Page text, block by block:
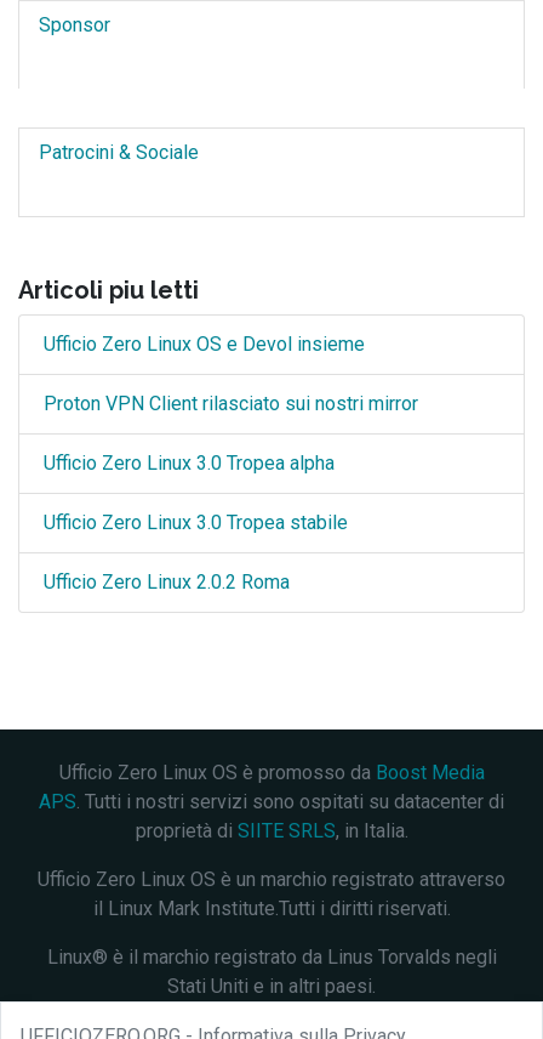
Sponsor
Patrocini & Sociale
Articoli piu letti
Ufficio Zero Linux OS e Devol insieme
Proton VPN Client rilasciato sui nostri mirror
Ufficio Zero Linux 3.0 Tropea alpha
Ufficio Zero Linux 3.0 Tropea stabile
Ufficio Zero Linux 2.0.2 Roma
Ufficio Zero Linux OS è promosso da Boost Media
APS. Tutti i nostri servizi sono ospitati su datacenter di
proprietà di SIITE SRLS, in Italia.
Ufficio Zero Linux OS è un marchio registrato attraverso
il Linux Mark Institute.Tutti i diritti riservati.
Linux® è il marchio registrato da Linus Torvalds negli
Stati Uniti e in altri paesi.